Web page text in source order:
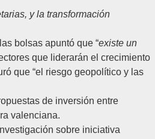
y la transformación
bolsas apuntó que “existe un
que liderarán el crecimiento
que “el riesgo geopolítico y las
de inversión entre
valenciana.
sobre iniciativa